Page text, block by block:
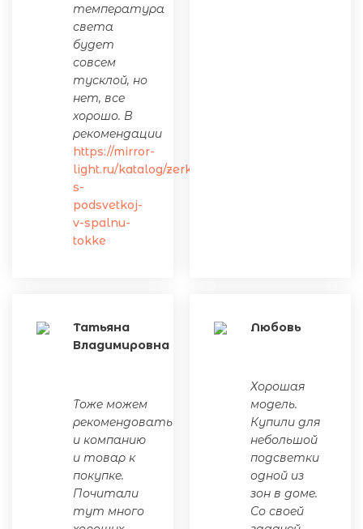
температура
света
будет
совсем
тусклой, но
нет, все
хорошо. В
рекомендации
https://mirror-
light.ru/katalog/zerkalo-
s-
podsvetkoj-
v-spalnu-
tokke
Татьяна
Владимировна
Тоже можем
рекомендовать
и компанию
и товар к
покупке.
Почитали
тут много
Любовь
Хорошая
модель.
Купили для
небольшой
подсветки
одной из
зон в доме.
Со своей